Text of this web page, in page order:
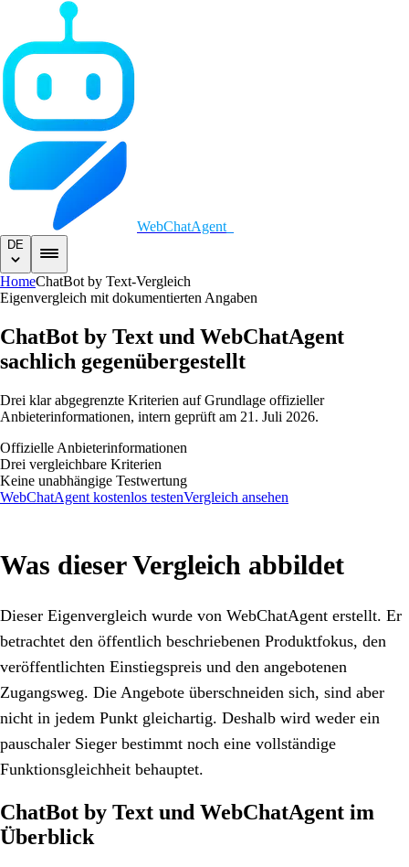
WebChatAgent
DE
HomeChatBot by Text-Vergleich
Eigenvergleich mit dokumentierten Angaben
ChatBot by Text und WebChatAgent
sachlich gegenübergestellt
Drei klar abgegrenzte Kriterien auf Grundlage offizieller
Anbieterinformationen, intern geprüft am 21. Juli 2026.
Offizielle Anbieterinformationen
Drei vergleichbare Kriterien
Keine unabhängige Testwertung
WebChatAgent kostenlos testenVergleich ansehen
Was dieser Vergleich abbildet
Dieser Eigenvergleich wurde von WebChatAgent erstellt. Er
betrachtet den öffentlich beschriebenen Produktfokus, den
veröffentlichten Einstiegspreis und den angebotenen
Zugangsweg. Die Angebote überschneiden sich, sind aber
nicht in jedem Punkt gleichartig. Deshalb wird weder ein
pauschaler Sieger bestimmt noch eine vollständige
Funktionsgleichheit behauptet.
ChatBot by Text und WebChatAgent im
Überblick